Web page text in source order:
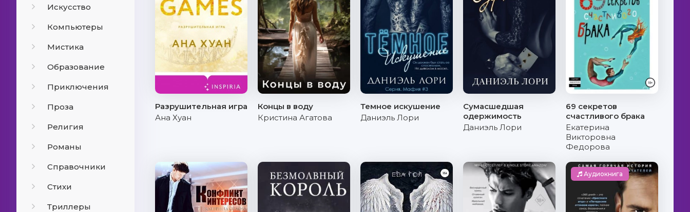
Искусство
Компьютеры
Мистика
Образование
Приключения
Проза
Религия
Романы
Справочники
Стихи
Триллеры
Разрушительная игра
Ана Хуан
Концы в воду
Кристина Агатова
Темное искушение
Даниэль Лори
Сумасшедшая
одержимость
Даниэль Лори
69 секретов
счастливого брака
Екатерина
Викторовна
Федорова
Аудиокнига